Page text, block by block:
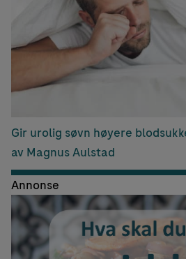
Gir urolig søvn høyere
av Magnus Aulstad
Annonse